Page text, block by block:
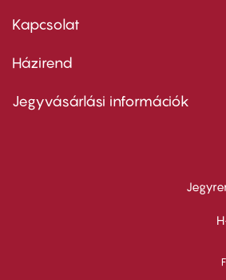
firstKapcsolat
Footer
second
Házirend
Jegyvásárlási információk